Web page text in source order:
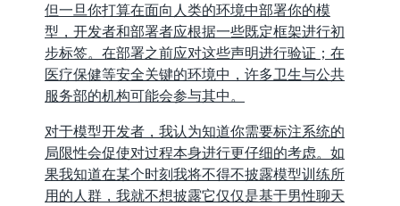
但一旦你打算在面向人类的环境中部署你的模
型，开发者和部署者应根据一些既定框架进行初
步标签。在部署之前应对这些声明进行验证；在
医疗保健等安全关键的环境中，许多卫生与公共
服务部的机构可能会参与其中。
对于模型开发者，我认为知道你需要标注系统的
局限性会促使对过程本身进行更仔细的考虑。如
果我知道在某个时刻我将不得不披露模型训练所
用的人群，我就不想披露它仅仅是基于男性聊天